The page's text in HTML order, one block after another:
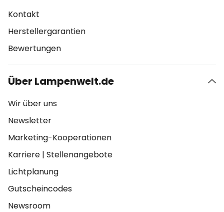
Kontakt
Herstellergarantien
Bewertungen
Über Lampenwelt.de
Wir über uns
Newsletter
Marketing-Kooperationen
Karriere | Stellenangebote
Lichtplanung
Gutscheincodes
Newsroom